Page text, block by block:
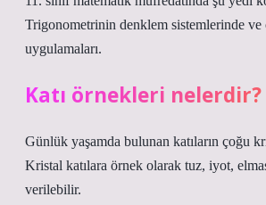
Trigonometrinin denklem sistemlerinde ve
uygulamaları.
Katı örnekleri nelerdir?
Günlük yaşamda bulunan katıların çoğu
Kristal katılara örnek olarak tuz, iyot,
verilebilir.